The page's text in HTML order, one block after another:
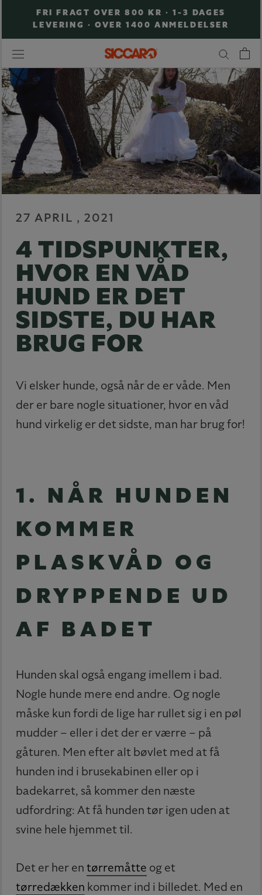
indhold
FRI FRAGT OVER 800 KR · 1-3 DAGES
LEVERING · OVER 1400 ANMELDELSER
27 APRIL , 2021
4 TIDSPUNKTER,
HVOR EN VÅD
HUND ER DET
SIDSTE, DU HAR
BRUG FOR
Vi elsker hunde, også når de er våde. Men
der er bare nogle situationer, hvor en våd
hund virkelig er det sidste, man har brug for!
1. NÅR HUNDEN
KOMMER
PLASKVÅD OG
DRYPPENDE UD
AF BADET
Hunden skal også engang imellem i bad.
Nogle hunde mere end andre. Og nogle
måske kun fordi de lige har rullet sig i en pøl
mudder – eller i det der er værre – på
gåturen. Men efter alt bøvlet med at få
hunden ind i brusekabinen eller op i
badekarret, så kommer den næste
udfordring: At få hunden tør igen uden at
svine hele hjemmet til.
Det er her entørremåtte og et
tørredækken kommer ind i billedet. Med en